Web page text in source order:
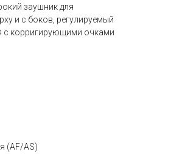
заушник для
и с боков, регулируемый
с корригирующими очками
(AF/AS)